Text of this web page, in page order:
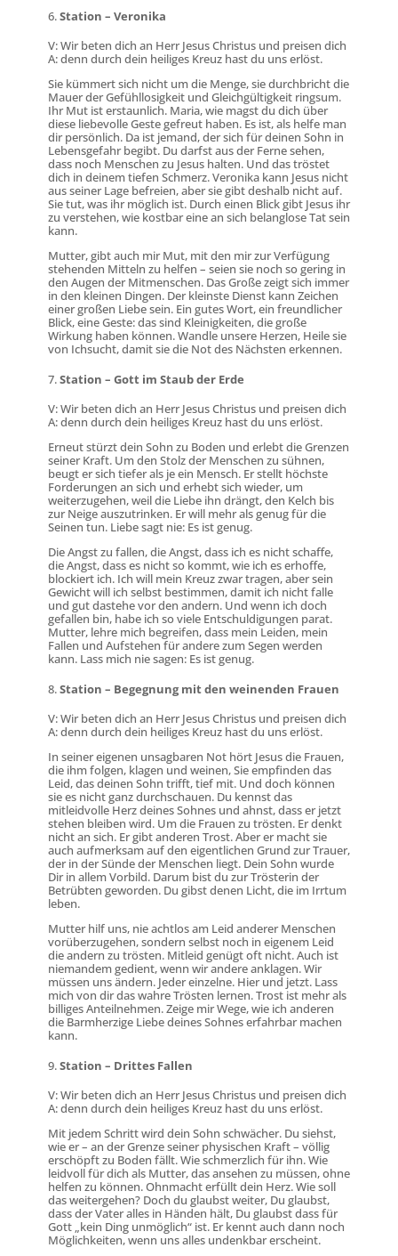
Station – Veronika
V: Wir beten dich an Herr Jesus Christus und preisen dich
A: denn durch dein heiliges Kreuz hast du uns erlöst.
Sie kümmert sich nicht um die Menge, sie durchbricht die
Mauer der Gefühllosigkeit und Gleichgültigkeit ringsum.
Ihr Mut ist erstaunlich. Maria, wie magst du dich über
diese liebevolle Geste gefreut haben. Es ist, als helfe man
dir persönlich. Da ist jemand, der sich für deinen Sohn in
Lebensgefahr begibt. Du darfst aus der Ferne sehen,
dass noch Menschen zu Jesus halten. Und das tröstet
dich in deinem tiefen Schmerz. Veronika kann Jesus nicht
aus seiner Lage befreien, aber sie gibt deshalb nicht auf.
Sie tut, was ihr möglich ist. Durch einen Blick gibt Jesus ihr
zu verstehen, wie kostbar eine an sich belanglose Tat sein
kann.
Mutter, gibt auch mir Mut, mit den mir zur Verfügung
stehenden Mitteln zu helfen – seien sie noch so gering in
den Augen der Mitmenschen. Das Große zeigt sich immer
in den kleinen Dingen. Der kleinste Dienst kann Zeichen
einer großen Liebe sein. Ein gutes Wort, ein freundlicher
Blick, eine Geste: das sind Kleinigkeiten, die große
Wirkung haben können. Wandle unsere Herzen, Heile sie
von Ichsucht, damit sie die Not des Nächsten erkennen.
Station – Gott im Staub der Erde
V: Wir beten dich an Herr Jesus Christus und preisen dich
A: denn durch dein heiliges Kreuz hast du uns erlöst.
Erneut stürzt dein Sohn zu Boden und erlebt die Grenzen
seiner Kraft. Um den Stolz der Menschen zu sühnen,
beugt er sich tiefer als je ein Mensch. Er stellt höchste
Forderungen an sich und erhebt sich wieder, um
weiterzugehen, weil die Liebe ihn drängt, den Kelch bis
zur Neige auszutrinken. Er will mehr als genug für die
Seinen tun. Liebe sagt nie: Es ist genug.
Die Angst zu fallen, die Angst, dass ich es nicht schaffe,
die Angst, dass es nicht so kommt, wie ich es erhoffe,
blockiert ich. Ich will mein Kreuz zwar tragen, aber sein
Gewicht will ich selbst bestimmen, damit ich nicht falle
und gut dastehe vor den andern. Und wenn ich doch
gefallen bin, habe ich so viele Entschuldigungen parat.
Mutter, lehre mich begreifen, dass mein Leiden, mein
Fallen und Aufstehen für andere zum Segen werden
kann. Lass mich nie sagen: Es ist genug.
Station – Begegnung mit den weinenden Frauen
V: Wir beten dich an Herr Jesus Christus und preisen dich
A: denn durch dein heiliges Kreuz hast du uns erlöst.
In seiner eigenen unsagbaren Not hört Jesus die Frauen,
die ihm folgen, klagen und weinen, Sie empfinden das
Leid, das deinen Sohn trifft, tief mit. Und doch können
sie es nicht ganz durchschauen. Du kennst das
mitleidvolle Herz deines Sohnes und ahnst, dass er jetzt
stehen bleiben wird. Um die Frauen zu trösten. Er denkt
nicht an sich. Er gibt anderen Trost. Aber er macht sie
auch aufmerksam auf den eigentlichen Grund zur Trauer,
der in der Sünde der Menschen liegt. Dein Sohn wurde
Dir in allem Vorbild. Darum bist du zur Trösterin der
Betrübten geworden. Du gibst denen Licht, die im Irrtum
leben.
Mutter hilf uns, nie achtlos am Leid anderer Menschen
vorüberzugehen, sondern selbst noch in eigenem Leid
die andern zu trösten. Mitleid genügt oft nicht. Auch ist
niemandem gedient, wenn wir andere anklagen. Wir
müssen uns ändern. Jeder einzelne. Hier und jetzt. Lass
mich von dir das wahre Trösten lernen. Trost ist mehr als
billiges Anteilnehmen. Zeige mir Wege, wie ich anderen
die Barmherzige Liebe deines Sohnes erfahrbar machen
kann.
Station – Drittes Fallen
V: Wir beten dich an Herr Jesus Christus und preisen dich
A: denn durch dein heiliges Kreuz hast du uns erlöst.
Mit jedem Schritt wird dein Sohn schwächer. Du siehst,
wie er – an der Grenze seiner physischen Kraft – völlig
erschöpft zu Boden fällt. Wie schmerzlich für ihn. Wie
leidvoll für dich als Mutter, das ansehen zu müssen, ohne
helfen zu können. Ohnmacht erfüllt dein Herz. Wie soll
das weitergehen? Doch du glaubst weiter, Du glaubst,
dass der Vater alles in Händen hält, Du glaubst dass für
Gott „kein Ding unmöglich“ ist. Er kennt auch dann noch
Möglichkeiten, wenn uns alles undenkbar erscheint.